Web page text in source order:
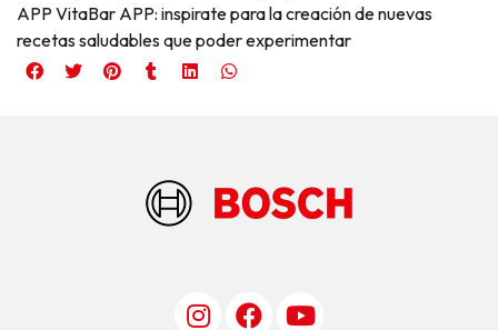
APP VitaBar APP: inspirate para la creación de nuevas
recetas saludables que poder experimentar